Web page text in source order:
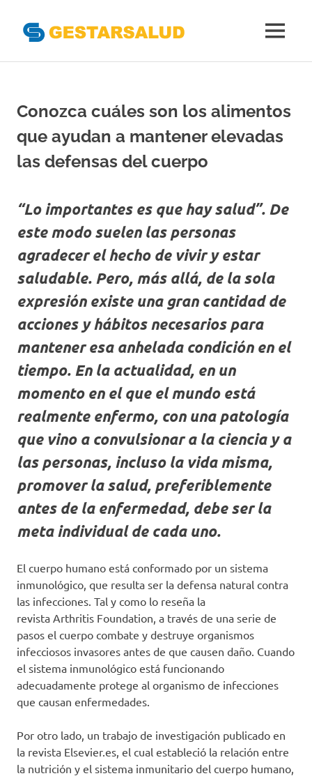
del
de
la
Salud
MENÚ
Conozca cuáles son los alimentos
que ayudan a mantener elevadas
las defensas del cuerpo
“Lo importantes es que hay salud”. De
este modo suelen las personas
agradecer el hecho de vivir y estar
saludable. Pero, más allá, de la sola
expresión existe una gran cantidad de
acciones y hábitos necesarios para
mantener esa anhelada condición en el
tiempo. En la actualidad, en un
momento en el que el mundo está
realmente enfermo, con una patología
que vino a convulsionar a la ciencia y a
las personas, incluso la vida misma,
promover la salud, preferiblemente
antes de la enfermedad, debe ser la
meta individual de cada uno.
El cuerpo humano está conformado por un sistema
inmunológico, que resulta ser la defensa natural contra
las infecciones. Tal y como lo reseña la
revista Arthritis Foundation, a través de una serie de
pasos el cuerpo combate y destruye organismos
infecciosos invasores antes de que causen daño. Cuando
el sistema inmunológico está funcionando
adecuadamente protege al organismo de infecciones
que causan enfermedades.
Por otro lado, un trabajo de investigación publicado en
la revista Elsevier.es, el cual estableció la relación entre
la nutrición y el sistema inmunitario del cuerpo humano,